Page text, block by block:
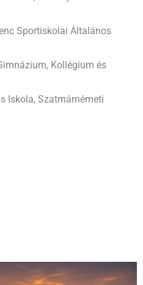
Sportiskolai Általános
Kollégium és
Iskola, Szatmárnémeti